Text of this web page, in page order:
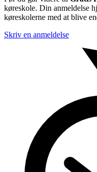
køreskole. Din anmeldelse
køreskolerne med at blive
Skriv en anmeldelse